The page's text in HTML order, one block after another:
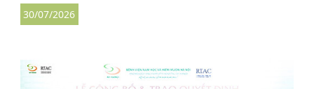
30/07/2026